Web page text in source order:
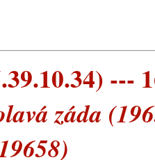
---
záda